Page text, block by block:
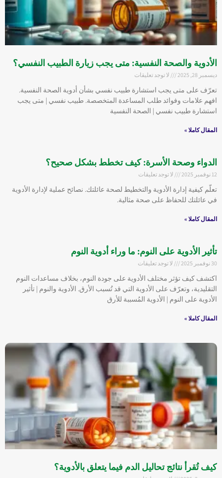
الأدوية والصحة النفسية: متى يجب زيارة الطبيب النفسي؟
ديسمبر 28, 2025 لا توجد تعليقات
تعرّف على متى يجب استشارة طبيب نفسي بشأن أدوية الصحة النفسية.
افهم علامات وفوائد طلب المساعدة المتخصصة. طبيب نفسي | متى يجب
استشارة طبيب نفسي | الصحة النفسية
المقال كاملا »
الدواء وصحة الأسرة: كيف تخطط بشكل صحيح؟
12 نوفمبر 2025 لا توجد تعليقات
تعلّم كيفية إدارة الأدوية والتخطيط لصحة عائلتك. نصائح عملية لإدارة الأدوية
في عائلتك للحفاظ على صحة مثالية.
المقال كاملا »
تأثير الأدوية على النوم: ما وراء أدوية النوم
30 نوفمبر 2025 لا توجد تعليقات
اكتشف كيف تؤثر مختلف الأدوية على جودة النوم، بخلاف مساعدات النوم
التقليدية، وتعرّف على الأدوية التي قد تُسبب الأرق. الأدوية والنوم | تأثير
الأدوية على النوم | الأدوية المُسببة للأرق
المقال كاملا »
كيف تُقرأ نتائج تحاليل الدم فيما يتعلق بالأدوية؟